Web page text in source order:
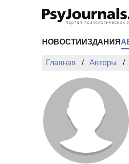
НОВОСТИ ИЗДАНИЯ
Главная Авторы